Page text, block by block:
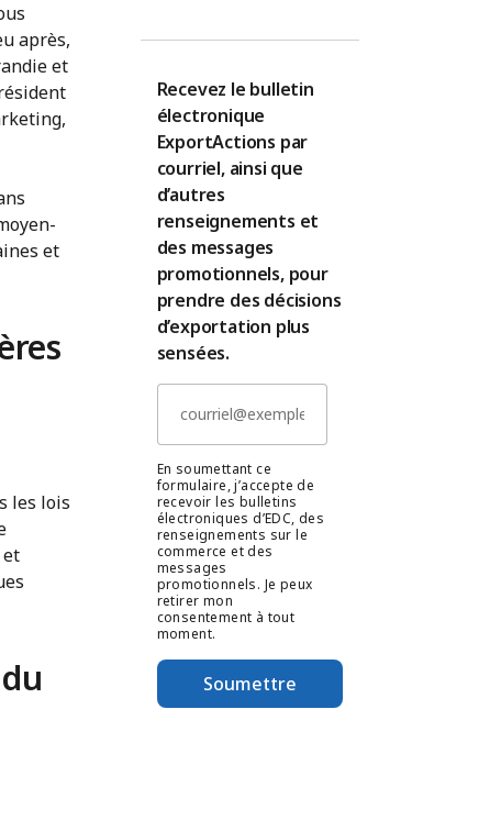
après,
et
et
les lois
et
Recevez le bulletin
électronique
ExportActions par
courriel, ainsi que
d’autres
renseignements et
des messages
promotionnels, pour
prendre des décisions
d’exportation plus
sensées.
En soumettant ce
formulaire, j’accepte de
recevoir les bulletins
électroniques d’EDC, des
renseignements sur le
commerce et des
messages
promotionnels. Je peux
retirer mon
consentement à tout
moment.
Soumettre